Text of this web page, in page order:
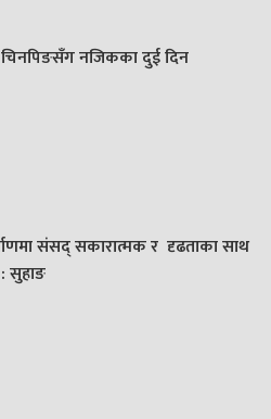
चिनपिङसँग नजिकका दुई दिन
संसद् सकारात्मक र दृढताका साथ
सुहाङ